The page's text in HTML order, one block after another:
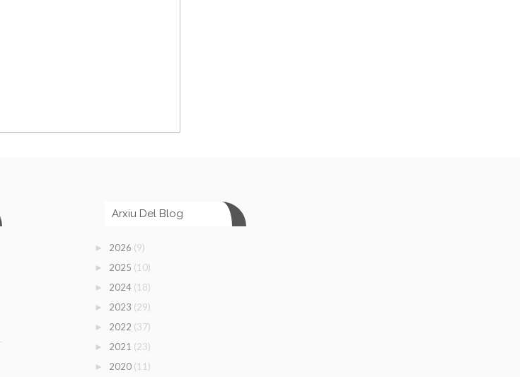
Arxiu Del Blog
► 2026 (9)
► 2025 (10)
► 2024 (18)
► 2023 (29)
► 2022 (37)
► 2021 (23)
► 2020 (11)